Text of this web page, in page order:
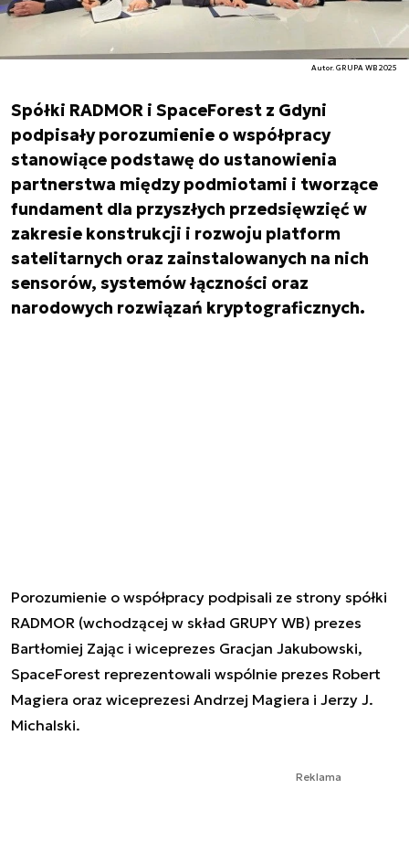
Autor. GRUPA WB 2025
Spółki RADMOR i SpaceForest z Gdyni
podpisały porozumienie o współpracy
stanowiące podstawę do ustanowienia
partnerstwa między podmiotami i tworzące
fundament dla przyszłych przedsięwzięć w
zakresie konstrukcji i rozwoju platform
satelitarnych oraz zainstalowanych na nich
sensorów, systemów łączności oraz
narodowych rozwiązań kryptograficznych.
Porozumienie o współpracy podpisali ze strony spółki
RADMOR (wchodzącej w skład GRUPY WB) prezes
Bartłomiej Zając i wiceprezes Gracjan Jakubowski,
SpaceForest reprezentowali wspólnie prezes Robert
Magiera oraz wiceprezesi Andrzej Magiera i Jerzy J.
Michalski.
Reklama